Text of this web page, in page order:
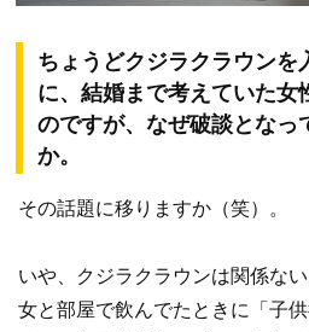
ちょうどクジラクラウンを
に、結婚まで考えていた女
のですが、なぜ破談となっ
か。
その話題に移りますか（笑）。
いや、クジラクラウンは関係な
女と部屋で飲んでたときに「子